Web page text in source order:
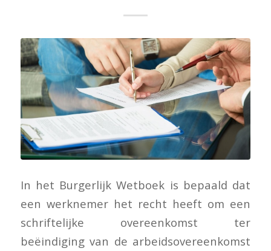
In het Burgerlijk Wetboek is bepaald dat
een werknemer het recht heeft om een
schriftelijke overeenkomst ter
beëindiging van de arbeidsovereenkomst